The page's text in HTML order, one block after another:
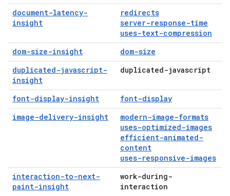
document-latency-
insight
redirects
server-response-time
uses-text-compression
dom-size-insight
dom-size
duplicated-javascript-
insight
duplicated-javascript
font-display-insight
font-display
image-delivery-insight
modern-image-formats
uses-optimized-images
efficient-animated-
content
uses-responsive-images
interaction-to-next-
paint-insight
work-during-
interaction